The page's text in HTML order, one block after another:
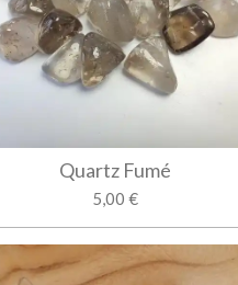
Quartz Fumé
5,00 €